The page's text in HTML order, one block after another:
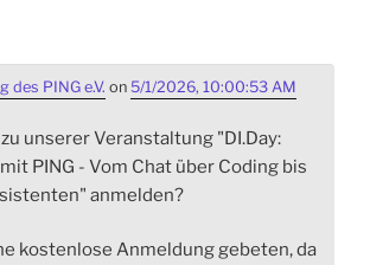
des PING e.V. on 5/1/2026, 10:00:53 AM
unserer Veranstaltung "DI.Day:
PING - Vom Chat über Coding bis
anmelden?
kostenlose Anmeldung gebeten, da